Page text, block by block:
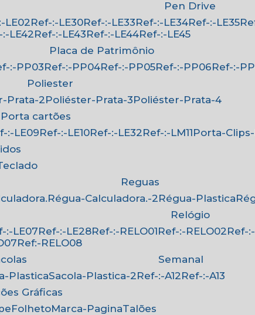
Pen Drive
:-LE02 Ref-:-LE30 Ref-:-LE33 Ref-:-LE34 Ref-:-LE35
:-LE42 Ref-:-LE43 Ref-:-LE44
Ref-:-LE45
Placa de Patrimônio
:-PP03 Ref-:-PP04 Ref-:-PP05 Ref-:-PP06 Ref-:-
Poliester
Prata-2 Poliéster-Prata-3
Poliéster-Prata-4
Porta cartões
:-LE09 Ref-:-LE10 Ref-:-LE32 Ref-:-LM11
Porta-
Reguas
Régua-Calculadora.-2 Régua-Plastica
Relógio
:-LE07 Ref-:-LE28 Ref-:-RELO01 Ref-:-RELO02
Ref:-RELO08
Plastica Sacola-Plastica-2
Semanal
Ref-:-A12
Ref-:-A13
Gráficas
Folheto Marca-Pagina
Talões